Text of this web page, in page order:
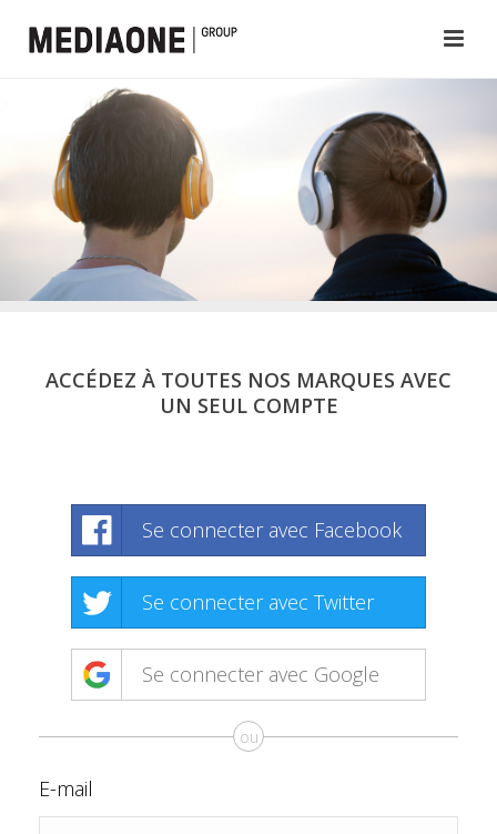
ACCÉDEZ À TOUTES NOS MARQUES AVEC
UN SEUL COMPTE
Se connecter avec Facebook
Se connecter avec Twitter
Se connecter avec Google
ou
E-mail